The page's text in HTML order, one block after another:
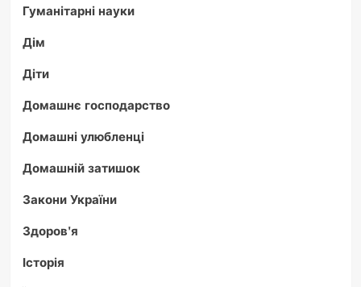
Гуманітарні науки
Дім
Діти
Домашнє господарство
Домашні улюбленці
Домашній затишок
Закони України
Здоров'я
Історія